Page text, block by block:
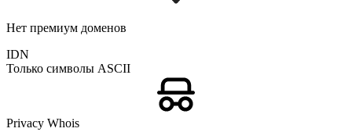
Нет премиум доменов
IDN
Только символы ASCII
Privacy Whois